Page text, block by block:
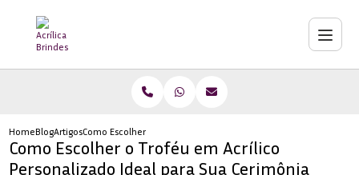
HomeBlogArtigosComo Escolher o Troféu em Acrílico Personalizado Ideal para
Como Escolher o Troféu em Acrílico
Personalizado Ideal para Sua Cerimônia